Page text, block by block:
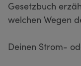
Gesetzbuch
welchen Wegen
Deinen Strom-